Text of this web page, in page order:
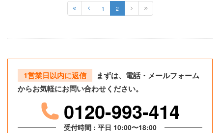
1 2
1営業日以内に返信
まずは、電話・メールフォーム
からお気軽にお問い合わせください。
0120-993-414
受付時間 : 平日 10:00〜18:00